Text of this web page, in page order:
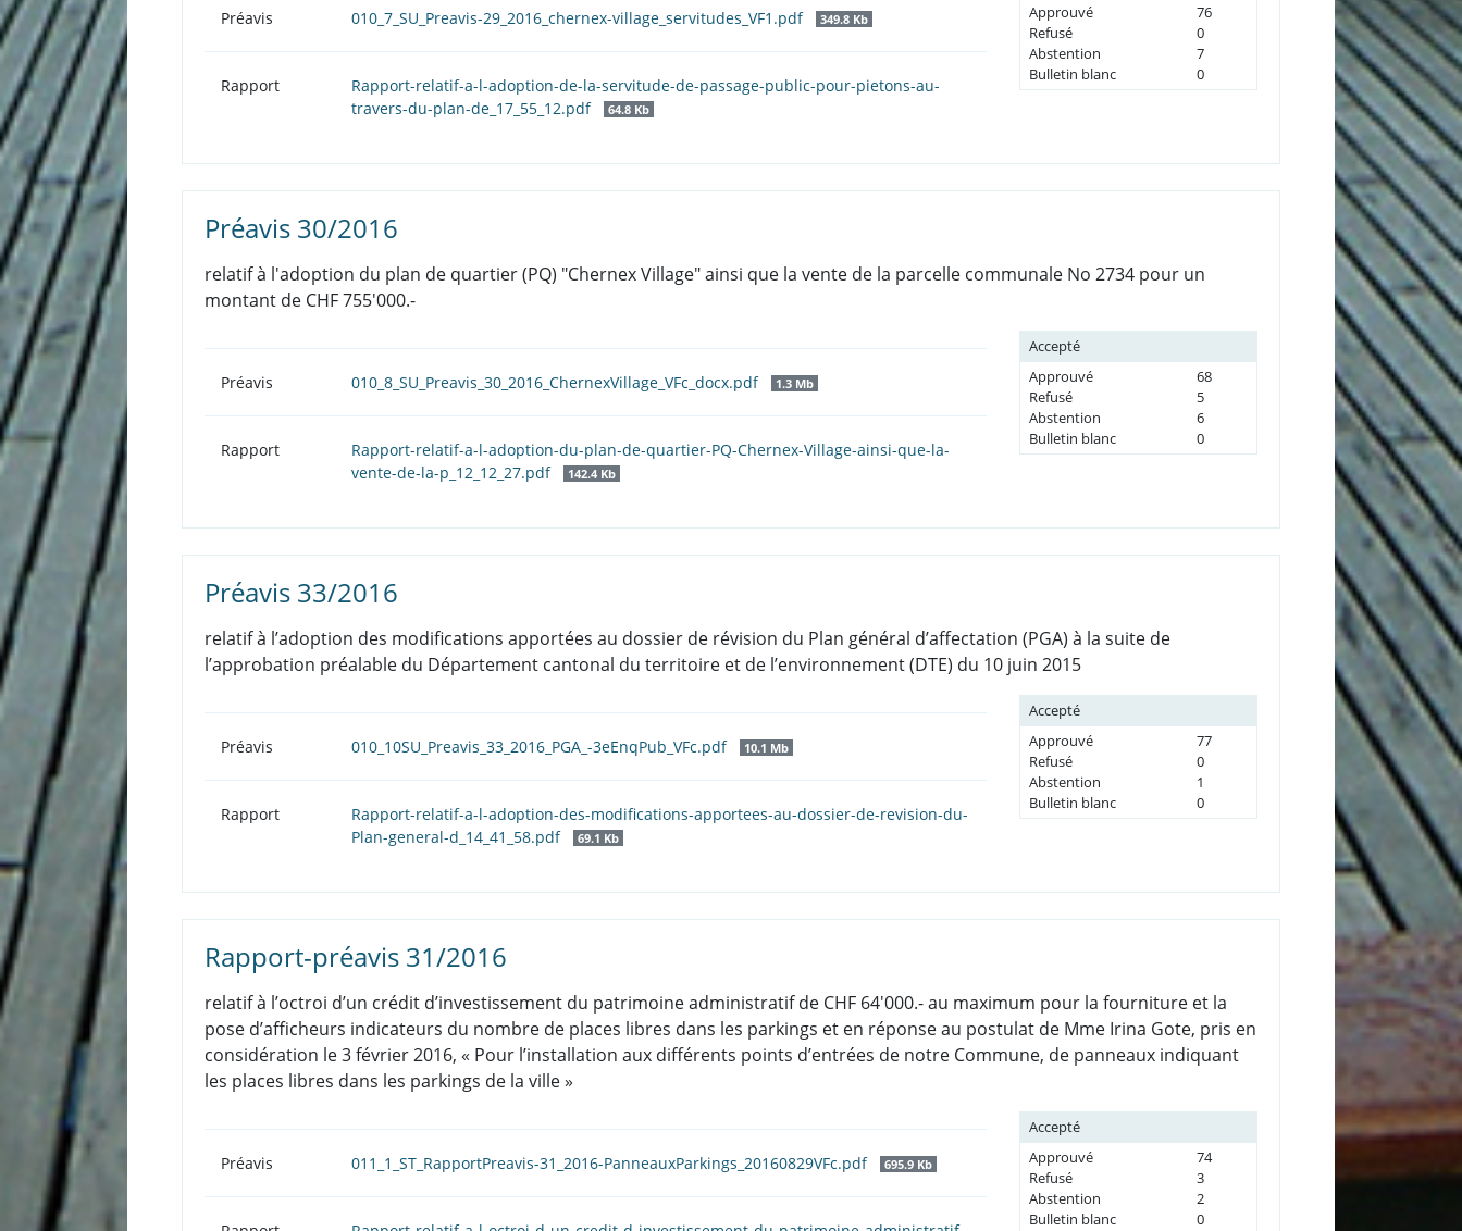
Préavis 010_7_SU_Preavis-29_2016_chernex-village_servitudes_VF1.pdf 349.8 Kb
Rapport
Rapport-relatif-a-l-adoption-de-la-servitude-de-passage-public-pour-pietons-au-
travers-du-plan-de_17_55_12.pdf
64.8 Kb
Approuvé
76
Refusé
0
Abstention
7
Bulletin blanc
0
Préavis 30/2016
relatif à l'adoption du plan de quartier (PQ) "Chernex Village" ainsi que la vente de la parcelle communale No 2734 pour un
montant de CHF 755'000.-
Préavis 010_8_SU_Preavis_30_2016_ChernexVillage_VFc_docx.pdf 1.3 Mb
Rapport
Rapport-relatif-a-l-adoption-du-plan-de-quartier-PQ-Chernex-Village-ainsi-que-la-
vente-de-la-p_12_12_27.pdf
142.4 Kb
Accepté
Approuvé
68
Refusé
5
Abstention
6
Bulletin blanc
0
Préavis 33/2016
relatif à l’adoption des modifications apportées au dossier de révision du Plan général d’affectation (PGA) à la suite de
l’approbation préalable du Département cantonal du territoire et de l’environnement (DTE) du 10 juin 2015
Préavis 010_10SU_Preavis_33_2016_PGA_-3eEnqPub_VFc.pdf 10.1 Mb
Rapport
Rapport-relatif-a-l-adoption-des-modifications-apportees-au-dossier-de-revision-du-
Plan-general-d_14_41_58.pdf
69.1 Kb
Accepté
Approuvé
77
Refusé
0
Abstention
1
Bulletin blanc
0
Rapport-préavis 31/2016
relatif à l’octroi d’un crédit d’investissement du patrimoine administratif de CHF 64'000.- au maximum pour la fourniture et la
pose d’afficheurs indicateurs du nombre de places libres dans les parkings et en réponse au postulat de Mme Irina Gote, pris en
considération le 3 février 2016, « Pour l’installation aux différents points d’entrées de notre Commune, de panneaux indiquant
les places libres dans les parkings de la ville »
Préavis 011_1_ST_RapportPreavis-31_2016-PanneauxParkings_20160829VFc.pdf 695.9 Kb
Accepté
Approuvé
74
Refusé
3
Abstention
2
Bulletin blanc
0